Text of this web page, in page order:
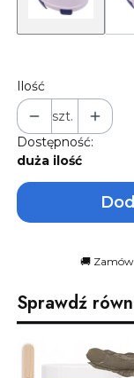
Ilość
szt.
Dostępność:
duża ilość
🚚
Sprawdź